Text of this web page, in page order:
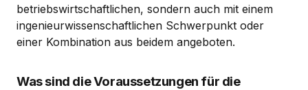
betriebswirtschaftlichen, sondern auch mit einem
ingenieurwissenschaftlichen Schwerpunkt oder
einer Kombination aus beidem angeboten.
Was sind die Voraussetzungen für die